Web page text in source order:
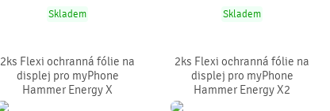
Skladem Skladem
2ks Flexi ochranná fólie na
displej pro myPhone
Hammer Energy X
2ks Flexi ochranná fólie na
displej pro myPhone
Hammer Energy X2